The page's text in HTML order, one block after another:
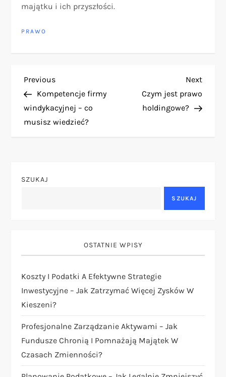
majątku i ich przyszłości.
PRAWO
N
a
w
g
j
a
w
p
i
s
Previous
Post
Previous
Kompetencje firmy
windykacyjnej – co
musisz wiedzieć?
Next
Post
Next
Czym jest prawo
holdingowe?
SZUKAJ
SZUKAJ
OSTATNIE WPISY
Koszty I Podatki A Efektywne Strategie
Inwestycyjne – Jak Zatrzymać Więcej Zysków W
Kieszeni?
Profesjonalne Zarządzanie Aktywami – Jak
Fundusze Chronią I Pomnażają Majątek W
Czasach Zmienności?